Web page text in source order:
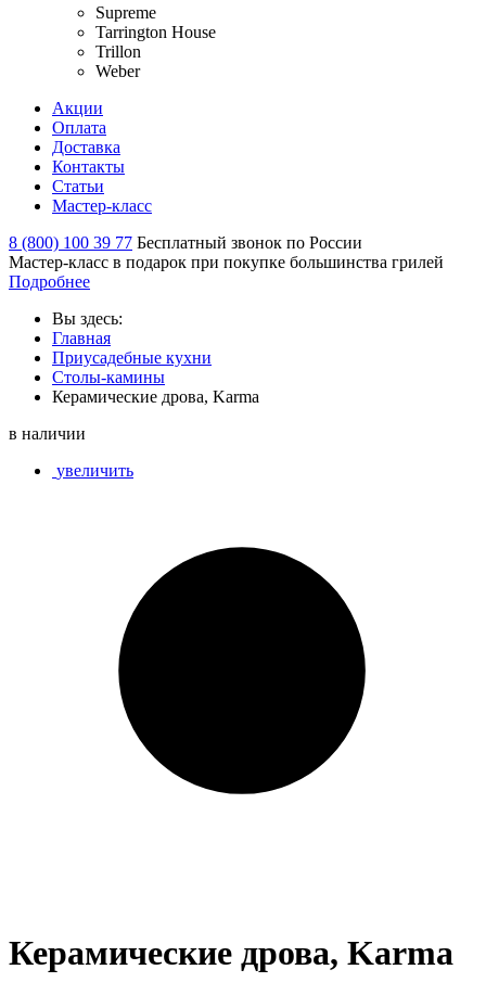
Supreme
Tarrington House
Trillon
Weber
Акции
Оплата
Доставка
Контакты
Статьи
Мастер-класс
8 (800) 100 39 77 Бесплатный звонок по России
Мастер-класс в подарок при покупке большинства грилей
Подробнее
Вы здесь:
Главная
Приусадебные кухни
Столы-камины
Керамические дрова, Karma
в наличии
увеличить
Керамические дрова, Karma